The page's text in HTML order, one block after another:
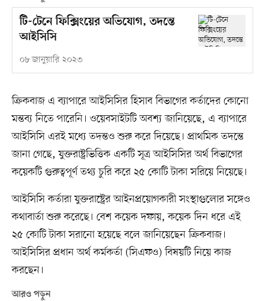
টি-টেনে ফিক্সিংয়ের অভিযোগ, তদন্তে
আইসিসি
০৮ জানুয়ারি ২০২৩
ক্রিকবাজ এ ব্যাপারে আইসিসির হিসাব বিভাগের কর্তাদের কোনো
মন্তব্য নিতে পারেনি। ওয়েবসাইটটি অবশ্য জানিয়েছে, এ ব্যাপারে
আইসিসি এরই মধ্যে তদন্তও শুরু করে দিয়েছে। প্রাথমিক তদন্তে
জানা গেছে, যুক্তরাষ্ট্রভিত্তিক একটি সূত্র আইসিসির অর্থ বিভাগের
কয়েকটি গুরুত্বপূর্ণ তথ্য চুরি করে ২৫ কোটি টাকা সরিয়ে নিয়েছে।
আইসিসি কর্তারা যুক্তরাষ্ট্রের আইনপ্রয়োগকারী সংস্থাগুলোর সঙ্গেও
কথাবার্তা শুরু করেছে। বেশ কয়েক দফায়, কয়েক দিন ধরে এই
২৫ কোটি টাকা সরানো হয়েছে বলে জানিয়েছেন ক্রিকবাজ।
আইসিসির প্রধান অর্থ কর্মকর্তা (সিএফও) বিষয়টি নিয়ে কাজ
করছেন।
আরও পড়ুন